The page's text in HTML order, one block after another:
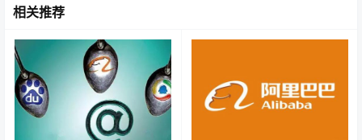
Docker容器的特点
1.提升系统资源利用率
Docker容器是一种轻量级的虚拟化技术，目的和虚拟机一
样，都是为了创造“隔离环境”，但是它不像VM采用操作系
统级的资源隔离，容器采用的是进程级的系统隔离。
相关推荐